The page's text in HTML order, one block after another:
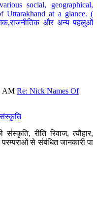
social, geographical,
Uttarakhand at a glance. (
और अन्य पहलुओं
AM Re: Nick Names Of
रीति रिवाज, त्यौहार,
से संबंधित जानकारी पा